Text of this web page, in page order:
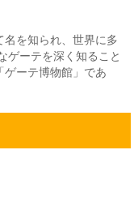
名を知られ、世界に多
ゲーテを深く知ること
ゲーテ博物館」であ